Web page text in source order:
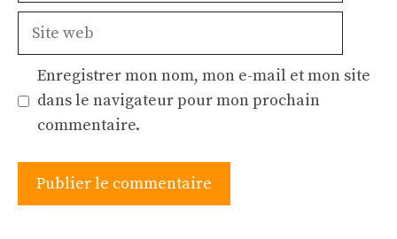
Site
Enregistrer mon nom, mon e-mail et mon site
dans le navigateur pour mon prochain
commentaire.